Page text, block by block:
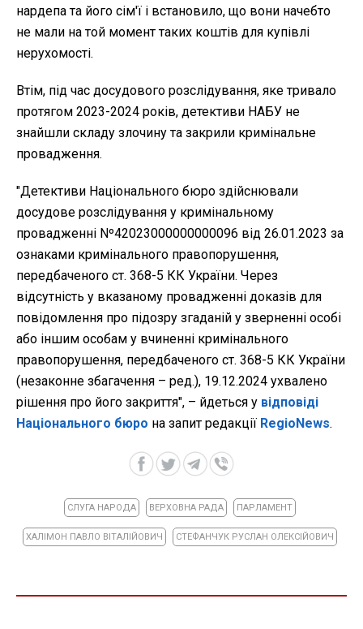
нардепа та його сім'ї і встановило, що вони начебто
не мали на той момент таких коштів для купівлі
нерухомості.
Втім, під час досудового розслідування, яке тривало
протягом 2023-2024 років, детективи НАБУ не
знайшли складу злочину та закрили кримінальне
провадження.
"Детективи Національного бюро здійснювали
досудове розслідування у кримінальному
провадженні Nº42023000000000096 від 26.01.2023 за
ознаками кримінального правопорушення,
передбаченого ст. 368-5 КК України. Через
відсутність у вказаному провадженні доказів для
повідомлення про підозру згаданій у зверненні особі
або іншим особам у вчиненні кримінального
правопорушення, передбаченого ст. 368-5 КК України
(незаконне збагачення – ред.), 19.12.2024 ухвалено
рішення про його закриття", – йдеться у відповіді
Національного бюро на запит редакції RegioNews.
СЛУГА НАРОДА ВЕРХОВНА РАДА ПАРЛАМЕНТ
ХАЛІМОН ПАВЛО ВІТАЛІЙОВИЧ СТЕФАНЧУК РУСЛАН ОЛЕКСІЙОВИЧ